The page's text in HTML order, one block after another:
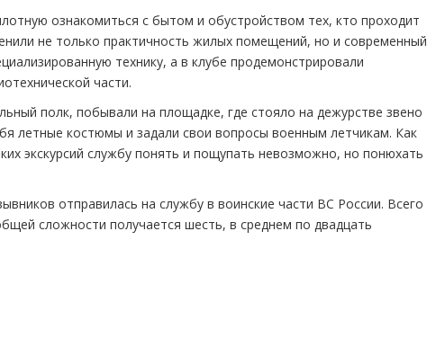
ознакомиться с бытом и обустройством тех, кто проходит
не только практичность жилых помещений, но и современный
технику, а в клубе продемонстрировали
части.
полк, побывали на площадке, где стояло на дежурстве звено
летные костюмы и задали свои вопросы военным летчикам. Как
экскурсий службу понять и пощупать невозможно, но понюхать
отправилась на службу в воинские части ВС России. Всего
сложности получается шесть, в среднем по двадцать